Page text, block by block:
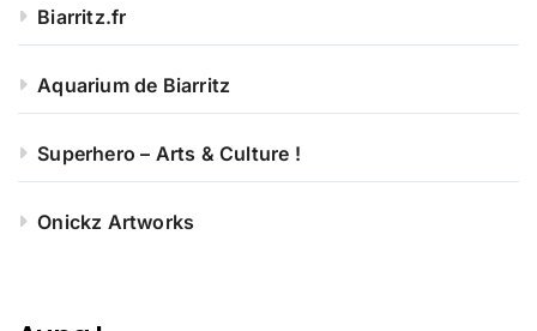
Biarritz.fr
Aquarium de Biarritz
Superhero – Arts & Culture !
Onickz Artworks